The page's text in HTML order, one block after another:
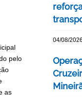
pelo
as
04/08/